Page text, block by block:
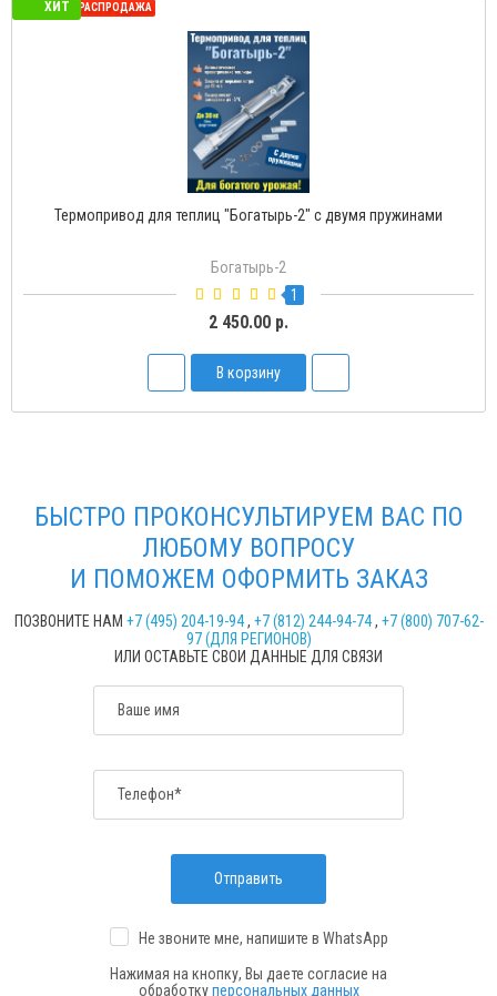
РАСПРОДАЖА
для теплиц "Богатырь-2" с двумя пружинами
Богатырь-2
1
2 450.00 р.
В корзину
БЫСТРО ПРОКОНСУЛЬТИРУЕМ ВАС ПО
ЛЮБОМУ ВОПРОСУ
И ПОМОЖЕМ ОФОРМИТЬ ЗАКАЗ
ПОЗВОНИТЕ НАМ +7 (495) 204-19-94, +7 (812) 244-94-74, +7 (800) 707-62-
97 (ДЛЯ РЕГИОНОВ)
ИЛИ ОСТАВЬТЕ СВОИ ДАННЫЕ ДЛЯ СВЯЗИ
Ваше имя
Телефон*
Отправить
Не звоните мне, напишите в WhatsApp
Нажимая на кнопку, Вы даете согласие на
обработкуперсональных данных